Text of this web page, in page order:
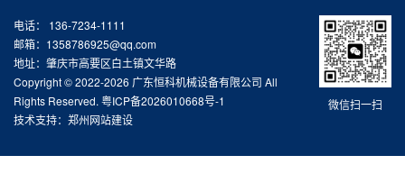
微信扫一扫
电话： 136-7234-1111
邮箱：1358786925@qq.com
地址：肇庆市高要区白土镇文华路
Copyright © 2022-2026 广东恒科机械设备有限公司 All
Rights Reserved. 粤ICP备2026010668号-1
技术支持： 郑州网站建设